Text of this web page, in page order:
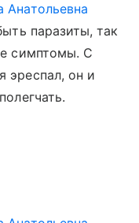
Анатольевна
паразиты, так
симптомы. С
эреспал, он и